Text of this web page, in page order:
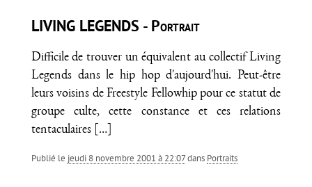
LIVING LEGENDS - Portrait
Difficile de trouver un équivalent au collectif Living
Legends dans le hip hop d'aujourd'hui. Peut-être
leurs voisins de Freestyle Fellowhip pour ce statut de
groupe culte, cette constance et ces relations
tentaculaires
[…]
Publié le jeudi 8 novembre 2001 à 22:07dans Portraits